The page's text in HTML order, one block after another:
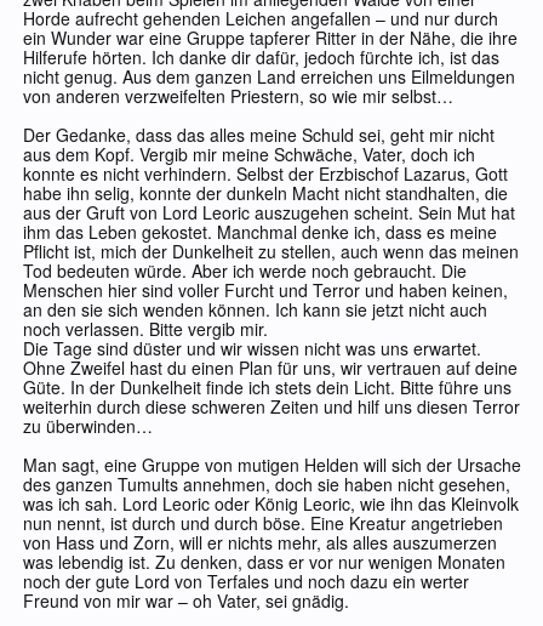
Horde aufrecht gehenden Leichen angefallen – und nur durch
ein Wunder war eine Gruppe tapferer Ritter in der Nähe, die ihre
Hilferufe hörten. Ich danke dir dafür, jedoch fürchte ich, ist das
nicht genug. Aus dem ganzen Land erreichen uns Eilmeldungen
von anderen verzweifelten Priestern, so wie mir selbst…
Der Gedanke, dass das alles meine Schuld sei, geht mir nicht
aus dem Kopf. Vergib mir meine Schwäche, Vater, doch ich
konnte es nicht verhindern. Selbst der Erzbischof Lazarus, Gott
habe ihn selig, konnte der dunkeln Macht nicht standhalten, die
aus der Gruft von Lord Leoric auszugehen scheint. Sein Mut hat
ihm das Leben gekostet. Manchmal denke ich, dass es meine
Pflicht ist, mich der Dunkelheit zu stellen, auch wenn das meinen
Tod bedeuten würde. Aber ich werde noch gebraucht. Die
Menschen hier sind voller Furcht und Terror und haben keinen,
an den sie sich wenden können. Ich kann sie jetzt nicht auch
noch verlassen. Bitte vergib mir.
Die Tage sind düster und wir wissen nicht was uns erwartet.
Ohne Zweifel hast du einen Plan für uns, wir vertrauen auf deine
Güte. In der Dunkelheit finde ich stets dein Licht. Bitte führe uns
weiterhin durch diese schweren Zeiten und hilf uns diesen Terror
zu überwinden…
Man sagt, eine Gruppe von mutigen Helden will sich der Ursache
des ganzen Tumults annehmen, doch sie haben nicht gesehen,
was ich sah. Lord Leoric oder König Leoric, wie ihn das Kleinvolk
nun nennt, ist durch und durch böse. Eine Kreatur angetrieben
von Hass und Zorn, will er nichts mehr, als alles auszumerzen
was lebendig ist. Zu denken, dass er vor nur wenigen Monaten
noch der gute Lord von Terfales und noch dazu ein werter
Freund von mir war – oh Vater, sei gnädig.